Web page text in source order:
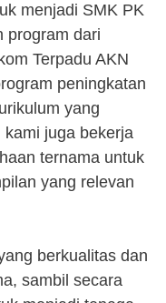
menjadi SMK PK
program dari
Terpadu AKN
peningkatan
yang
juga bekerja
ternama untuk
yang relevan
berkualitas dan
sambil secara